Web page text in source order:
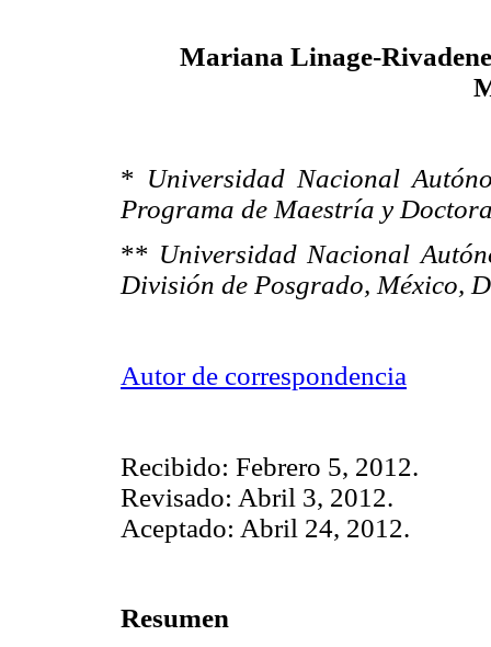
Mariana Linage-
* Universidad Nacional
Programa de Maestría y
** Universidad Nacional
División de Posgrado, México,
Autor de correspondencia
Recibido: Febrero 5, 2012.
Revisado: Abril 3, 2012.
Aceptado: Abril 24, 2012.
Resumen